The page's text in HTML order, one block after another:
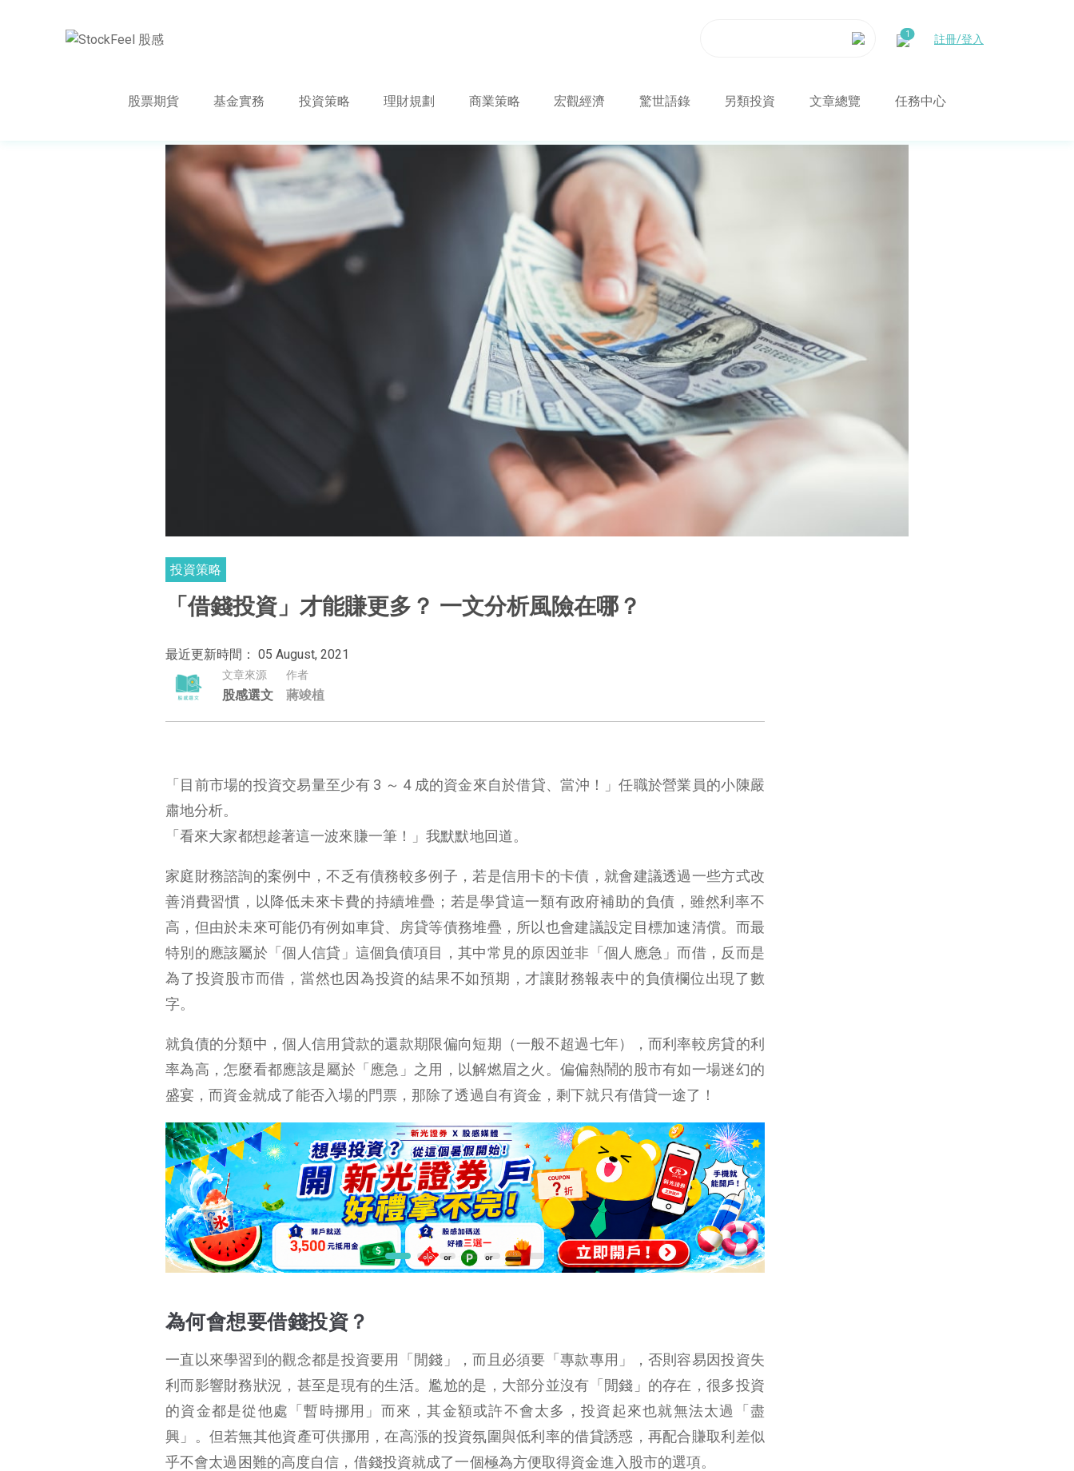
註冊/登入
股票期貨 基金實務 投資策略 理財規劃 商業策略 宏觀經濟 驚世語錄 另類投資 文章總覽 任務中心
投資策略
「借錢投資」才能賺更多？ 一文分析風險在哪？
最近更新時間： 05 August, 2021
文章來源
股感選文
作者
蔣竣植
「目前市場的投資交易量至少有 3 ～ 4 成的資金來自於借貸、當沖！」任職於營業員的小陳嚴
肅地分析。
「看來大家都想趁著這一波來賺一筆！」我默默地回道。
家庭財務諮詢的案例中，不乏有債務較多例子，若是信用卡的卡債，就會建議透過一些方式改
善消費習慣，以降低未來卡費的持續堆疊；若是學貸這一類有政府補助的負債，雖然利率不
高，但由於未來可能仍有例如車貸、房貸等債務堆疊，所以也會建議設定目標加速清償。而最
特別的應該屬於「個人信貸」這個負債項目，其中常見的原因並非「個人應急」而借，反而是
為了投資股市而借，當然也因為投資的結果不如預期，才讓財務報表中的負債欄位出現了數
字。
就負債的分類中，個人信用貸款的還款期限偏向短期（一般不超過七年），而利率較房貸的利
率為高，怎麼看都應該是屬於「應急」之用，以解燃眉之火。偏偏熱鬧的股市有如一場迷幻的
盛宴，而資金就成了能否入場的門票，那除了透過自有資金，剩下就只有借貸一途了！
為何會想要借錢投資？
一直以來學習到的觀念都是投資要用「閒錢」，而且必須要「專款專用」，否則容易因投資失
利而影響財務狀況，甚至是現有的生活。尷尬的是，大部分並沒有「閒錢」的存在，很多投資
的資金都是從他處「暫時挪用」而來，其金額或許不會太多，投資起來也就無法太過「盡
興」。但若無其他資產可供挪用，在高漲的投資氛圍與低利率的借貸誘惑，再配合賺取利差似
乎不會太過困難的高度自信，借錢投資就成了一個極為方便取得資金進入股市的選項。